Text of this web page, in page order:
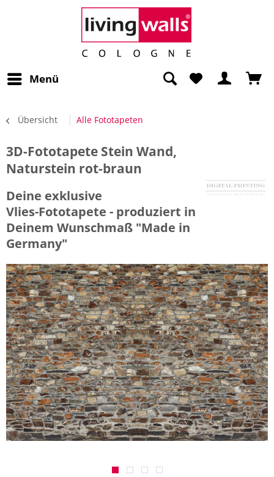
Menü
Übersicht Alle Fototapeten
3D-Fototapete Stein Wand,
Naturstein rot-braun
Deine exklusive
Vlies-Fototapete - produziert in
Deinem Wunschmaß "Made in
Germany"